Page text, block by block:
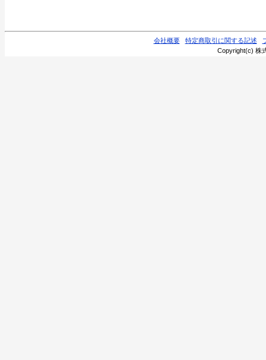
会社概要 特定商取引に関する記述
Copyright(c) 株